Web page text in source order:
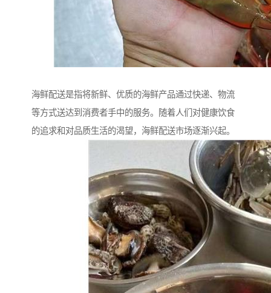
海鲜配送是指将新鲜、优质的海鲜产品通过快递、物流
等方式送达到消费者手中的服务。随着人们对健康饮食
的追求和对品质生活的渴望，海鲜配送市场逐渐兴起。